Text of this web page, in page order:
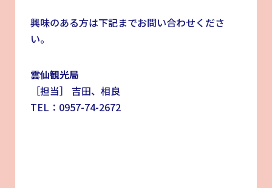
興味のある方は下記までお問い合わせくださ
い。
雲仙観光局
［担当］ 吉田、相良
TEL：0957-74-2672